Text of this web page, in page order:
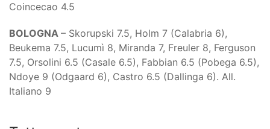
Coincecao 4.5
BOLOGNA – Skorupski 7.5, Holm 7 (Calabria 6),
Beukema 7.5, Lucumì 8, Miranda 7, Freuler 8, Ferguson
7.5, Orsolini 6.5 (Casale 6.5), Fabbian 6.5 (Pobega 6.5),
Ndoye 9 (Odgaard 6), Castro 6.5 (Dallinga 6). All.
Italiano 9